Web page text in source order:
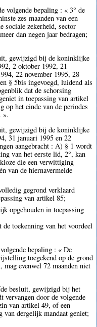
volgende bepaling : « 3° de
zes maanden van een
sociale zekerheid, sector
dan negen jaar bedragen;
gewijzigd bij de koninklijke
2 oktober 1992, 21
22 november 1995, 28
§ 5bis ingevoegd, luidend als
dat de schorsing
in toepassing van artikel
op het einde van de periodes
».
gewijzigd bij de koninklijke
31 januari 1995 en 22
aangebracht : A) § 1 wordt
van het eerste lid, 2°, kan
die een verwittiging
van de hiernavermelde
gegrond verklaard
van artikel 85;
opgehouden in toepassing
toekenning van het voordeel
bepaling : « De
toegekend op de grond
evenwel 72 maanden niet
besluit, gewijzigd bij het
vervangen door de volgende
van artikel 49, of een
van dergelijk mandaat geniet;